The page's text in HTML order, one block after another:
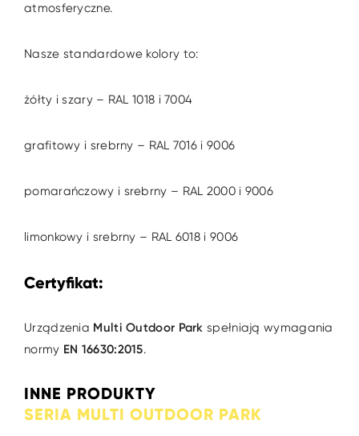
atmosferyczne.
Nasze standardowe kolory to:
żółty i szary – RAL 1018 i 7004
grafitowy i srebrny – RAL 7016 i 9006
pomarańczowy i srebrny – RAL 2000 i 9006
limonkowy i srebrny – RAL 6018 i 9006
Certyfikat:
Urządzenia Multi Outdoor Park spełniają wymagania
normy EN 16630:2015.
INNE PRODUKTY
SERIA MULTI OUTDOOR PARK